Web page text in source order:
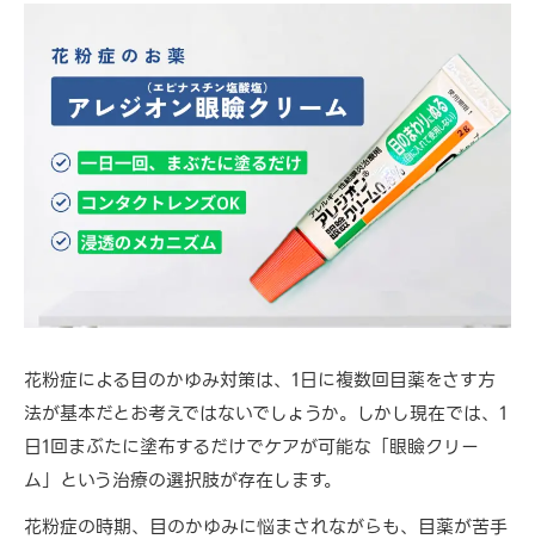
花粉症による目のかゆみ対策は、1日に複数回目薬をさす方
法が基本だとお考えではないでしょうか。しかし現在では、1
日1回まぶたに塗布するだけでケアが可能な「眼瞼クリー
ム」という治療の選択肢が存在します。
花粉症の時期、目のかゆみに悩まされながらも、目薬が苦手